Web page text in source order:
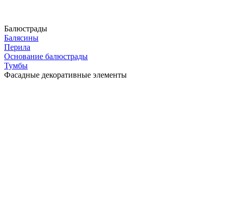
Балюстрады
Балясины
Перила
Основание балюстрады
Тумбы
Фасадные декоративные элементы